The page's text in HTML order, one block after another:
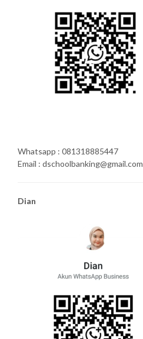
Whatsapp : 081318885447
Email : dschoolbanking@gmail.com
Dian